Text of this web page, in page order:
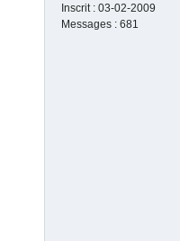
Inscrit : 03-02-2009
Messages : 681